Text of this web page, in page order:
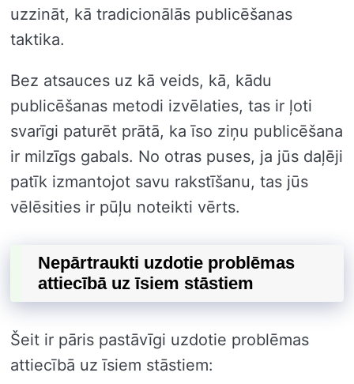
uzzināt, kā tradicionālās publicēšanas
taktika.
Bez atsauces uz kā veids, kā, kādu
publicēšanas metodi izvēlaties, tas ir ļoti
svarīgi paturēt prātā, ka īso ziņu publicēšana
ir milzīgs gabals. No otras puses, ja jūs daļēji
patīk izmantojot savu rakstīšanu, tas jūs
vēlēsities ir pūļu noteikti vērts.
Nepārtraukti uzdotie problēmas
attiecībā uz īsiem stāstiem
Šeit ir pāris pastāvīgi uzdotie problēmas
attiecībā uz īsiem stāstiem: